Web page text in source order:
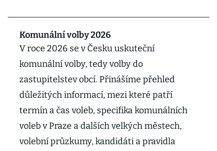
Komunální volby 2026
V roce 2026 se v Česku uskuteční
komunální volby, tedy volby do
zastupitelstev obcí. Přinášíme přehled
důležitých informací, mezi které patří
termín a čas voleb, specifika komunálních
voleb v Praze a dalších velkých městech,
volební průzkumy, kandidáti a pravidla